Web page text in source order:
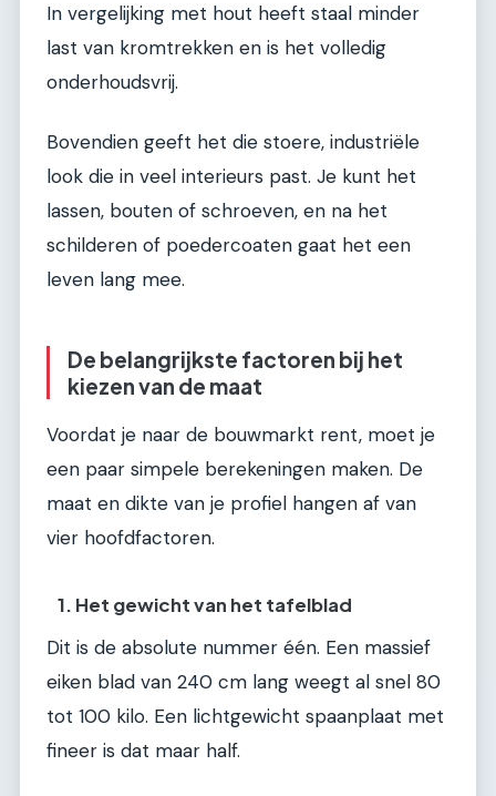
In vergelijking met hout heeft staal minder
last van kromtrekken en is het volledig
onderhoudsvrij.
Bovendien geeft het die stoere, industriële
look die in veel interieurs past. Je kunt het
lassen, bouten of schroeven, en na het
schilderen of poedercoaten gaat het een
leven lang mee.
De belangrijkste factoren bij het
kiezen van de maat
Voordat je naar de bouwmarkt rent, moet je
een paar simpele berekeningen maken. De
maat en dikte van je profiel hangen af van
vier hoofdfactoren.
1. Het gewicht van het tafelblad
Dit is de absolute nummer één. Een massief
eiken blad van 240 cm lang weegt al snel 80
tot 100 kilo. Een lichtgewicht spaanplaat met
fineer is dat maar half.